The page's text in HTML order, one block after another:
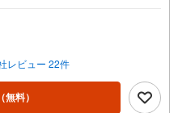
けますとスムーズにご案内が
見学、ご来店後にアンケート記
カードプレゼント（1組様1回
件情報をご紹介3.不動産ご購
ステムご検討中のお客様、ご紹
、000円分プレゼント更にご紹介
レビュー 22件
（無料）